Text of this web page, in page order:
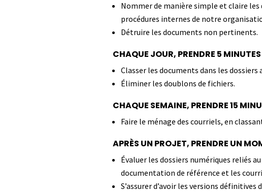
Nommer de manière simple et claire
procédures internes de notre
Détruire les documents non pertinents.
CHAQUE JOUR, PRENDRE 5
Classer les documents dans les
Éliminer les doublons de fichiers.
CHAQUE SEMAINE, PRENDRE 15
Faire le ménage des courriels, en
APRÈS UN PROJET, PRENDRE UN
Évaluer les dossiers numériques reliés
documentation de référence et les
S’assurer d’avoir les versions